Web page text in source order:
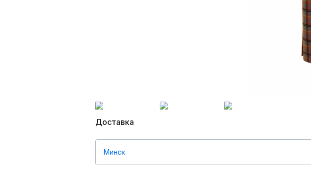
Доставка
Минск